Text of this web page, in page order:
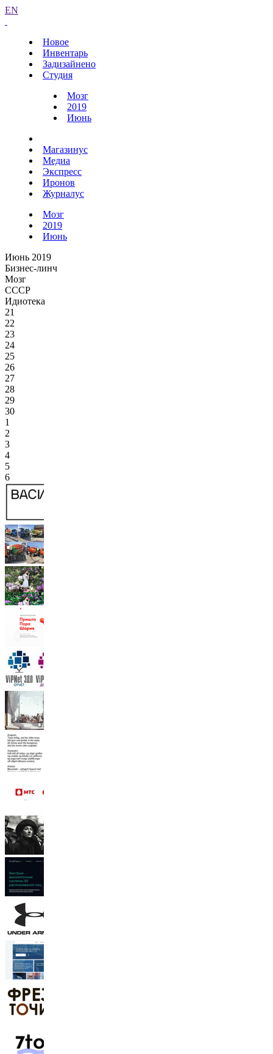
EN
Новое
Инвентарь
Задизайнено
Студия
Мозг
2019
Июнь
Магазинус
Медиа
Экспресс
Иронов
Журналус
Мозг
2019
Июнь
Июнь 2019
Бизнес-линч
Мозг
СССР
Идиотека
21
22
23
24
25
26
27
28
29
30
1
2
3
4
5
6